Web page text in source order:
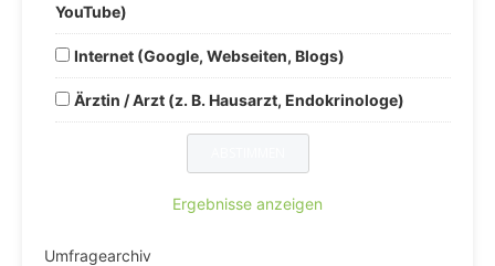
YouTube)
Internet (Google, Webseiten, Blogs)
Ärztin / Arzt (z. B. Hausarzt, Endokrinologe)
Ergebnisse anzeigen
Umfragearchiv